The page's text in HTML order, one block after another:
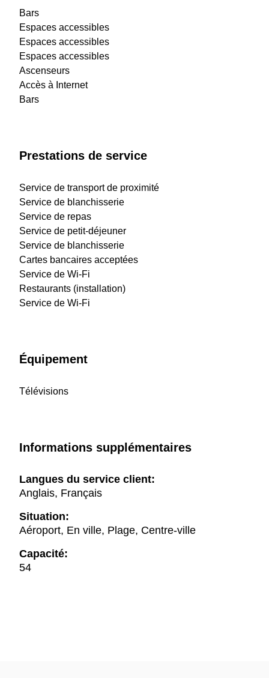
Bars
Espaces accessibles
Espaces accessibles
Espaces accessibles
Ascenseurs
Accès à Internet
Bars
Prestations de service
Service de transport de proximité
Service de blanchisserie
Service de repas
Service de petit-déjeuner
Service de blanchisserie
Cartes bancaires acceptées
Service de Wi-Fi
Restaurants (installation)
Service de Wi-Fi
Équipement
Télévisions
Informations supplémentaires
Langues du service client:
Anglais, Français
Situation:
Aéroport, En ville, Plage, Centre-ville
Capacité:
54